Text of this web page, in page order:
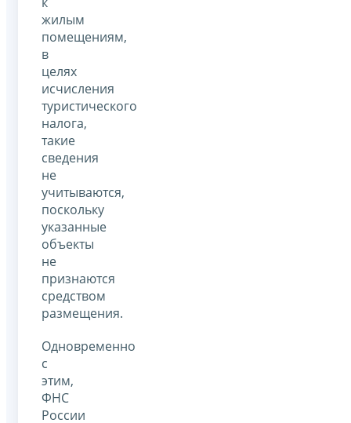
жилым
помещениям,
в
целях
исчисления
туристического
налога,
такие
сведения
не
учитываются,
поскольку
указанные
объекты
не
признаются
средством
размещения.
Одновременно
с
этим,
ФНС
России